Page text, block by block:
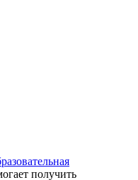
получить